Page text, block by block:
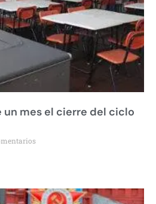
un mes el cierre del ciclo